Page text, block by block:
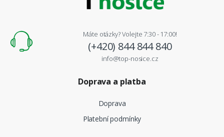
Máte otázky? Volejte 7:30 - 17:00!
(+420) 844 844 840
info@top-nosice.cz
Doprava a platba
Doprava
Platební podmínky